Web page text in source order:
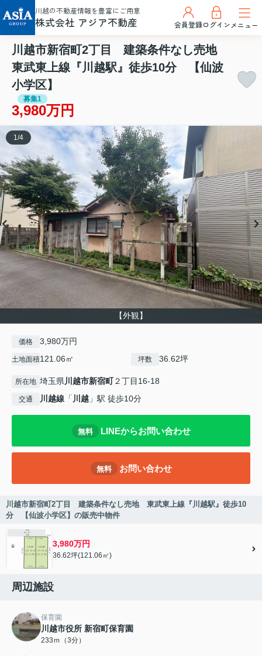
川越の不動産情報を豊富にご用意
株式会社 アジア不動産 会員登録ログインメニュー
川越市新宿町2丁目 建築条件なし売地
東武東上線『川越駅』徒歩10分 【仙波
小学区】
募集1
3,980万円
【外観】
1 /4
価格 3,980万円
土地面積121.06㎡ 坪数 36.62坪
所在地 埼玉県川越市新宿町２丁目16-18
交通 川越線 「 川越 」駅 徒歩10分
無料 LINEからお問い合わせ
無料 お問い合わせ
川越市新宿町2丁目 建築条件なし売地 東武東上線『川越駅』徒歩10
分 【仙波小学区】の販売中物件
3,980万円
36.62坪(121.06㎡)
周辺施設
保育園
川越市役所 新宿町保育園
233ｍ（3分）